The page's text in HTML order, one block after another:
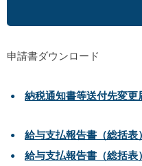
申請書ダウンロード
納税通知書等送付先変更
給与支払報告書（総括表
給与支払報告書（総括表